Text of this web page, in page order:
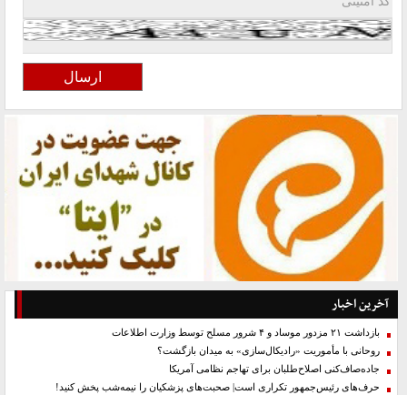
آخرین اخبار
بازداشت ۲۱ مزدور موساد و ۴ شرور مسلح توسط وزارت اطلاعات
روحانی با مأموریت «رادیکال‌سازی» به میدان بازگشت؟
جاده‌صاف‌کنی اصلاح‌طلبان برای تهاجم نظامی آمریکا
حرف‌های رئیس‌جمهور تکراری است| صحبت‌های پزشکیان را نیمه‌شب پخش کنید!